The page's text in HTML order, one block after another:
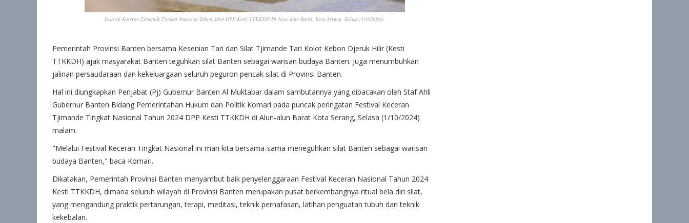
Festival Keceran Tjimande Tingkat Nasional Tahun 2024 DPP Kesti TTKKDH Di Alun Alun Barat, Kota Serang, Selasa (1/10/2024).
Pemerintah Provinsi Banten bersama Kesenian Tari dan Silat Tjimande Tari Kolot Kebon Djeruk Hilir (Kesti
TTKKDH) ajak masyarakat Banten teguhkan silat Banten sebagai warisan budaya Banten. Juga menumbuhkan
jalinan persaudaraan dan kekeluargaan seluruh peguron pencak silat di Provinsi Banten.
Hal ini diungkapkan Penjabat (Pj) Gubernur Banten Al Muktabar dalam sambutannya yang dibacakan oleh Staf Ahli
Gubernur Banten Bidang Pemerintahan Hukum dan Politik Komari pada puncak peringatan Festival Keceran
Tjimande Tingkat Nasional Tahun 2024 DPP Kesti TTKKDH di Alun-alun Barat Kota Serang, Selasa (1/10/2024)
malam.
"Melalui Festival Keceran Tingkat Nasional ini mari kita bersama-sama meneguhkan silat Banten sebagai warisan
budaya Banten," baca Komari.
Dikatakan, Pemerintah Provinsi Banten menyambut baik penyelenggaraan Festival Keceran Nasional Tahun 2024
Kesti TTKKDH, dimana seluruh wilayah di Provinsi Banten merupakan pusat berkembangnya ritual bela diri silat,
yang mengandung praktik pertarungan, terapi, meditasi, teknik pernafasan, latihan penguatan tubuh dan teknik
kekebalan.